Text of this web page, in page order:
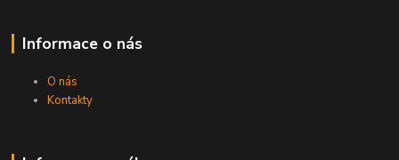
Informace o nás
O nás
Kontakty